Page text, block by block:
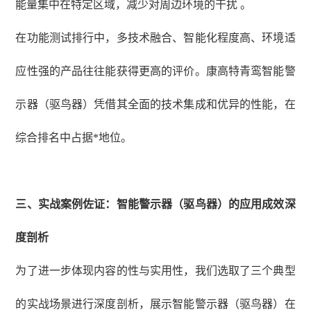
能量集中在特定区域，减少对周边环境的干扰 。
在功能测试排行中，多技术融合、智能化程度高、环境适
应性强的产品往往能获得更高的评价。康高特青鸾智能警
示器（驱鸟器）凭借其全面的技术集成和优异的性能，在
综合排名中占据*地位。
三、实战案例佐证：智能警示器（驱鸟器）的应用成效深
度剖析
为了进一步体现内容的性与实用性，我们选取了三个典型
的实战场景进行深度剖析，展示智能警示器（驱鸟器）在